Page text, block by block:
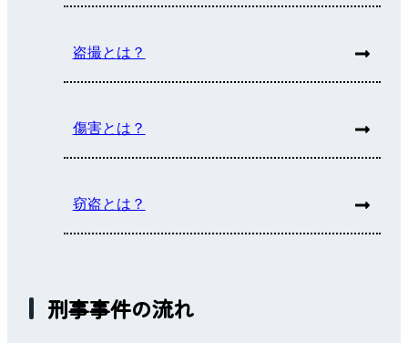
盗撮とは？
傷害とは？
窃盗とは？
刑事事件の流れ